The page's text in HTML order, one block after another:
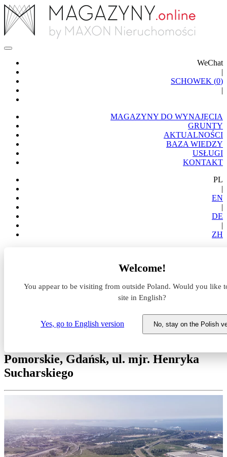
WeChat
|
SCHOWEK (0)
|
MAGAZYNY DO WYNAJĘCIA
GRUNTY
AKTUALNOŚCI
BAZA WIEDZY
USŁUGI
KONTAKT
PL
|
EN
|
DE
|
ZH
Welcome!
You appear to be visiting from outside Poland. Would you like
site in English?
Yes, go to English version No, stay on the Polish
CTPark Gdańsk Port
Magazyn do wynajęcia
CTPark Gdańsk Port
Pomorskie, Gdańsk, ul. mjr. Henryka
Sucharskiego